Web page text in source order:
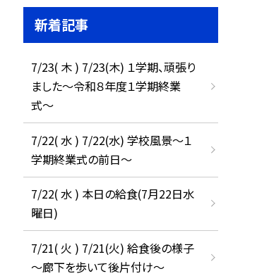
新着記事
7/23( 木 ) 7/23(木) １学期、頑張り
ました〜令和８年度１学期終業
式〜
7/22( 水 ) 7/22(水) 学校風景〜１
学期終業式の前日〜
7/22( 水 ) 本日の給食(7月22日水
曜日)
7/21( 火 ) 7/21(火) 給食後の様子
～廊下を歩いて後片付け～